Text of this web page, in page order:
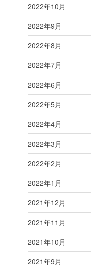
2022年10月
2022年9月
2022年8月
2022年7月
2022年6月
2022年5月
2022年4月
2022年3月
2022年2月
2022年1月
2021年12月
2021年11月
2021年10月
2021年9月